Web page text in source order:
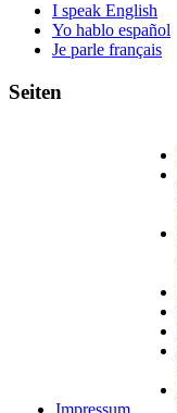
I speak English
Yo hablo español
Je parle français
Seiten
Impressum